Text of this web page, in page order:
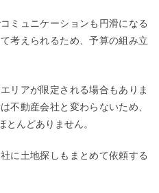
ミュニケーションも円滑になる
考えられるため、予算の組み立
リアが限定される場合もありま
不動産会社と変わらないため、
んどありません。
に土地探しもまとめて依頼する